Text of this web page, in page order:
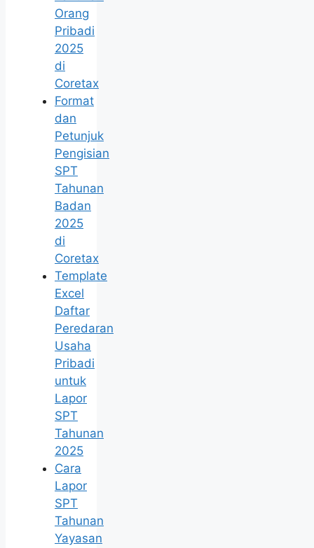
Orang
Pribadi
2025
di
Coretax
Format
dan
Petunjuk
Pengisian
SPT
Tahunan
Badan
2025
di
Coretax
Template
Excel
Daftar
Peredaran
Usaha
Pribadi
untuk
Lapor
SPT
Tahunan
2025
Cara
Lapor
SPT
Tahunan
Yayasan